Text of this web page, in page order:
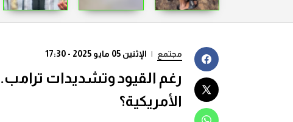
مجتمع | الإثنين 05 مايو 2025 - 17:30
رغم القيود وتشديدات
الأمريكية؟